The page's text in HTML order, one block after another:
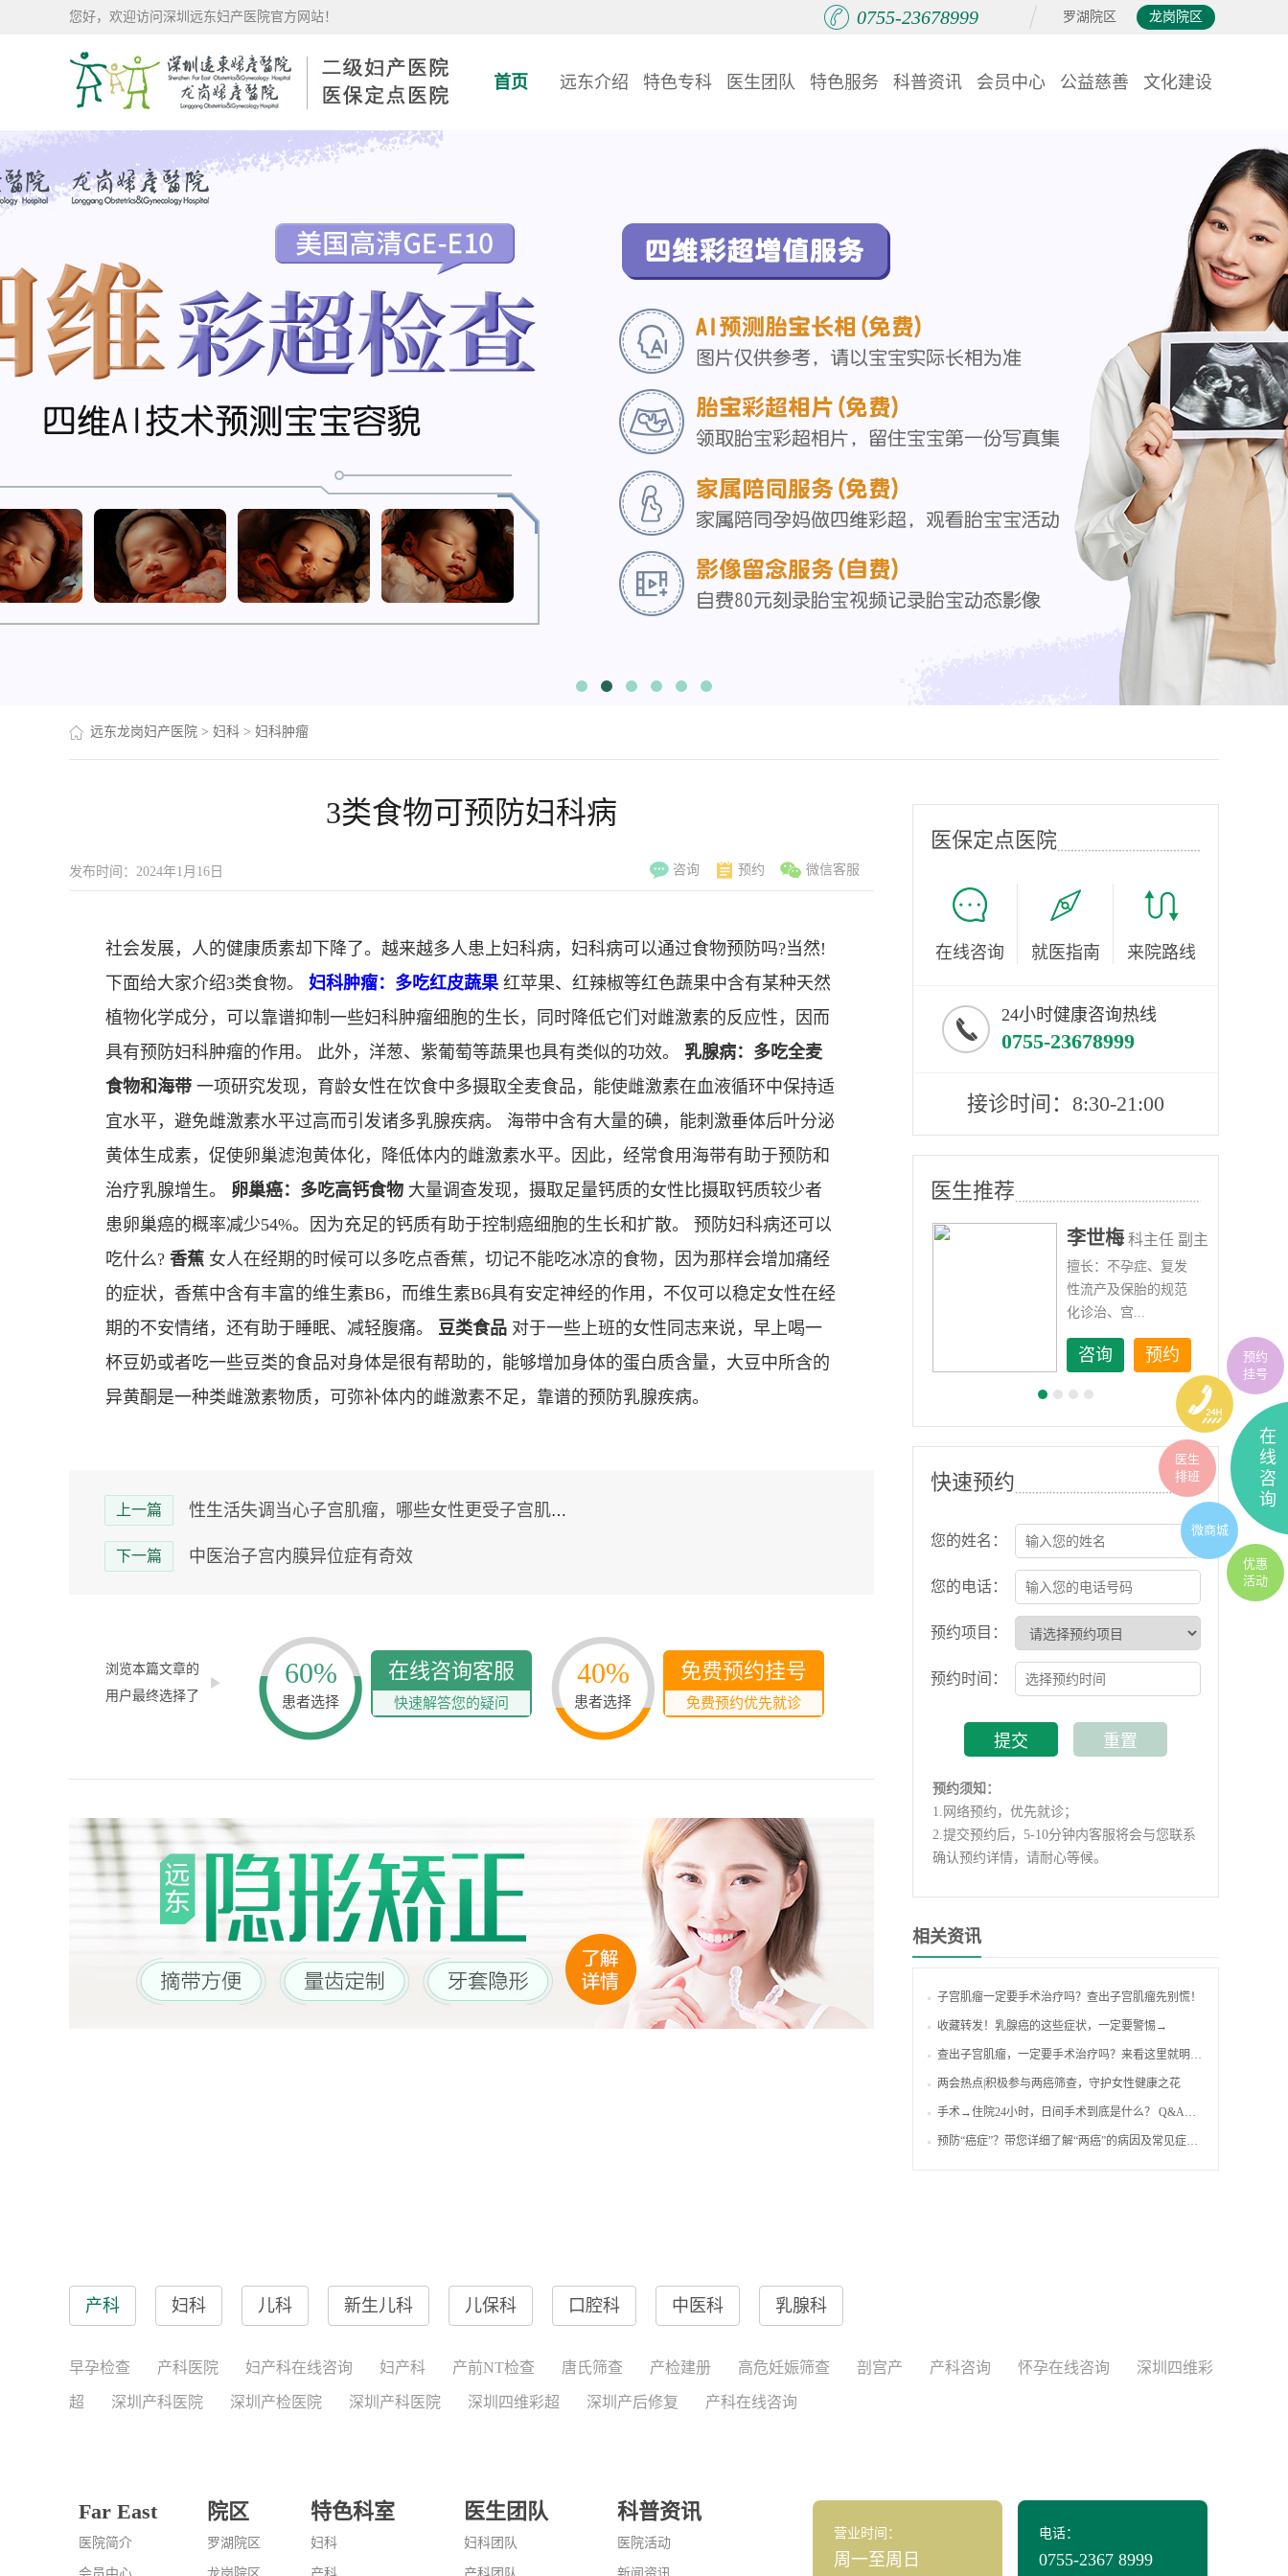
您好，欢迎访问深圳远东妇产医院官方网站！ 罗湖院区 龙岗院区
0755-23678999
首页 远东介绍 特色专科 医生团队 特色服务 科普资讯 会员中心 公益慈善 文化建设
远东龙岗妇产医院 > 妇科 > 妇科肿瘤
3类食物可预防妇科病
发布时间：2024年1月16日 咨询 预约 微信客服
社会发展，人的健康质素却下降了。越来越多人患上妇科病，妇科病可以通过食物预防吗?当然!
下面给大家介绍3类食物。 妇科肿瘤：多吃红皮蔬果红苹果、红辣椒等红色蔬果中含有某种天然
植物化学成分，可以靠谱抑制一些妇科肿瘤细胞的生长，同时降低它们对雌激素的反应性，因而
具有预防妇科肿瘤的作用。 此外，洋葱、紫葡萄等蔬果也具有类似的功效。 乳腺病：多吃全麦
食物和海带 一项研究发现，育龄女性在饮食中多摄取全麦食品，能使雌激素在血液循环中保持适
宜水平，避免雌激素水平过高而引发诸多乳腺疾病。 海带中含有大量的碘，能刺激垂体后叶分泌
黄体生成素，促使卵巢滤泡黄体化，降低体内的雌激素水平。因此，经常食用海带有助于预防和
治疗乳腺增生。 卵巢癌：多吃高钙食物 大量调查发现，摄取足量钙质的女性比摄取钙质较少者
患卵巢癌的概率减少54%。因为充足的钙质有助于控制癌细胞的生长和扩散。 预防妇科病还可以
吃什么? 香蕉 女人在经期的时候可以多吃点香蕉，切记不能吃冰凉的食物，因为那样会增加痛经
的症状，香蕉中含有丰富的维生素B6，而维生素B6具有安定神经的作用，不仅可以稳定女性在经
期的不安情绪，还有助于睡眠、减轻腹痛。 豆类食品 对于一些上班的女性同志来说，早上喝一
杯豆奶或者吃一些豆类的食品对身体是很有帮助的，能够增加身体的蛋白质含量，大豆中所含的
异黄酮是一种类雌激素物质，可弥补体内的雌激素不足，靠谱的预防乳腺疾病。
上一篇 性生活失调当心子宫肌瘤，哪些女性更受子宫肌瘤青睐?
下一篇 中医治子宫内膜异位症有奇效
浏览本篇文章的
用户最终选择了
60%
患者选择
在线咨询客服
快速解答您的疑问
40%
患者选择
免费预约挂号
免费预约优先就诊
医保定点医院
在线咨询 就医指南 来院路线
24小时健康咨询热线
0755-23678999
接诊时间：8:30-21:00
医生推荐
李翠玲
擅长：妇科常见病、
多发病的诊治，如顽
咨询
李世梅 科主任 副主
任医师
擅长：不孕症、复发
性流产及保胎的规范
化诊治、宫...
咨询 预约
快速预约
您的姓名：
您的电话：
预约项目：
预约时间：
预约须知：
1. 网络预约，优先就诊；
2.提交预约后，5-10分钟内客服将会与您联系
确认预约详情，请耐心等候。
相关资讯
子宫肌瘤一定要手术治疗吗？查出子宫肌瘤先别慌！
收藏转发！乳腺癌的这些症状，一定要警惕→
查出子宫肌瘤，一定要手术治疗吗？来看这里就明白了！
两会热点|积极参与两癌筛查，守护女性健康之花
手术→住院24小时，日间手术到底是什么？ Q&A来啦！
预防“癌症”？带您详细了解“两癌”的病因及常见症状表现！
产科 妇科 儿科 新生儿科 儿保科 口腔科 中医科 乳腺科
早孕检查 产科医院 妇产科在线咨询 妇产科 产前NT检查 唐氏筛查 产检建册 高危妊娠筛查 剖宫产 产科咨询 怀孕在线咨询 深圳四维彩
超 深圳产科医院 深圳产检医院 深圳产科医院 深圳四维彩超 深圳产后修复 产科在线咨询
Far East
医院简介
院区
罗湖院区
特色科室
妇科
医生团队
妇科团队
科普资讯
医院活动
营业时间：
周一至周日
电话：
0755-2367 8999
在
线
咨
询
预约
挂号
医生
排班
微商城
优惠
活动